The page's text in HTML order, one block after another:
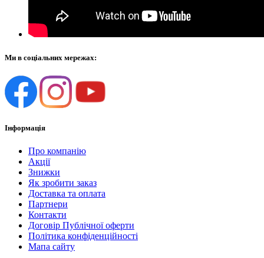
Ми в соціальних мережах:
Інформація
Про компанію
Акції
Знижки
Як зробити заказ
Доставка та оплата
Партнери
Контакти
Договір Публічної оферти
Політика конфіденційності
Мапа сайту